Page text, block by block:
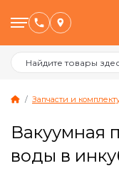
Запчасти и
Вакуумная
воды в